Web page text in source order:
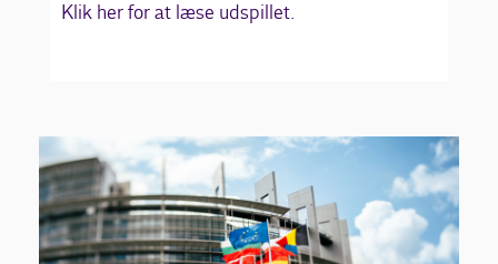
Klik her for at læse udspillet.